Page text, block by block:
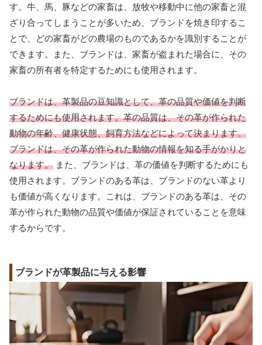
す。牛、馬、豚などの家畜は、放牧や移動中に他の家畜と混
ざり合ってしまうことが多いため、ブランドを焼き印するこ
とで、どの家畜がどの農場のものであるかを識別することが
できます。また、ブランドは、家畜が盗まれた場合に、その
家畜の所有者を特定するためにも使用されます。
ブランドは、革製品の豆知識として、革の品質や価値を判断
するためにも使用されます。革の品質は、その革が作られた
動物の年齢、健康状態、飼育方法などによって決まります。
ブランドは、その革が作られた動物の情報を知る手がかりと
なります。 また、ブランドは、革の価値を判断するためにも
使用されます。ブランドのある革は、ブランドのない革より
も価値が高くなります。これは、ブランドのある革は、その
革が作られた動物の品質や価値が保証されていることを意味
するからです。
ブランドが革製品に与える影響